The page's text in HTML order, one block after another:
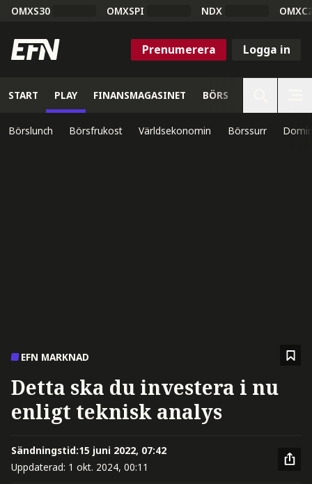
OMXS30 OMXSPI NDX
Prenumerera Logga in
START PLAY FINANSMAGASINET BÖRS
Börslunch Börsfrukost Världsekonomin Börssurr
EFN MARKNAD
Detta ska du investera i nu
enligt teknisk analys
Sändningstid:15 juni 2022, 07:42
Uppdaterad: 1 okt. 2024, 00:11